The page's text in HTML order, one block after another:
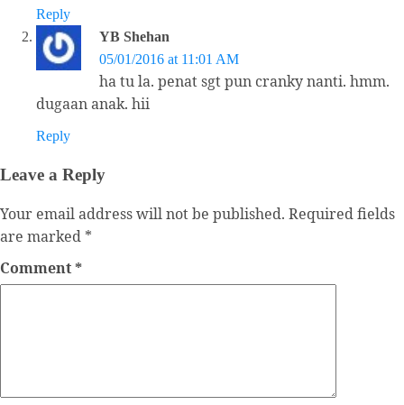
Reply
YB Shehan
05/01/2016 at 11:01 AM
ha tu la. penat sgt pun cranky nanti. hmm.
dugaan anak. hii
Reply
Leave a Reply
Your email address will not be published. Required fields
are marked *
Comment*